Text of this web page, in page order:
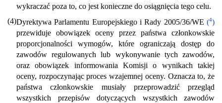
wykraczać poza to, co jest konieczne do osiągnięcia tego celu.
(4)Dyrektywa Parlamentu Europejskiego i Rady 2005/36/WE (4)
przewiduje obowiązek oceny przez państwa członkowskie
proporcjonalności wymogów, które ograniczają dostęp do
zawodów regulowanych lub wykonywanie tych zawodów,
oraz obowiązek informowania Komisji o wynikach takiej
oceny, rozpoczynając proces wzajemnej oceny. Oznacza to, że
państwa członkowskie musiały przeprowadzić przegląd
wszystkich przepisów dotyczących wszystkich zawodów